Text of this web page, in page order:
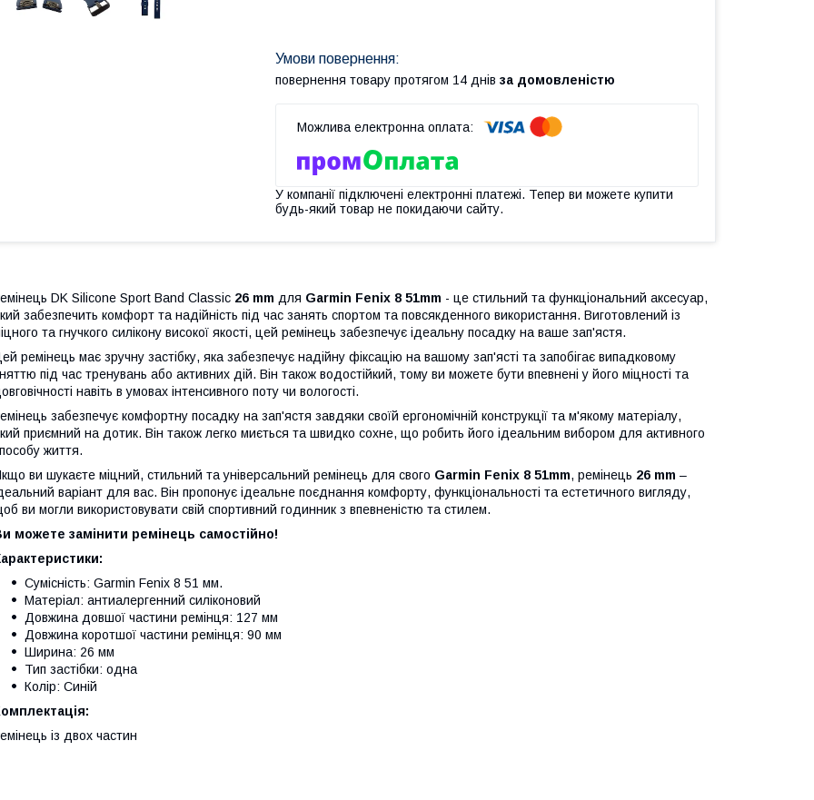
повернення товару протягом 14 днів за домовленістю
У компанії підключені електронні платежі. Тепер ви можете купити
будь-який товар не покидаючи сайту.
DK Silicone Sport Band Classic 26 mm для Garmin Fenix 8 51mm - це стильний та функціональний аксесуар,
забезпечить комфорт та надійність під час занять спортом та повсякденного використання. Виготовлений із
та гнучкого силікону високої якості, цей ремінець забезпечує ідеальну посадку на ваше зап'ястя.
ремінець має зручну застібку, яка забезпечує надійну фіксацію на вашому зап'ясті та запобігає випадковому
під час тренувань або активних дій. Він також водостійкий, тому ви можете бути впевнені у його міцності та
навіть в умовах інтенсивного поту чи вологості.
забезпечує комфортну посадку на зап'ястя завдяки своїй ергономічній конструкції та м'якому матеріалу,
приємний на дотик. Він також легко миється та швидко сохне, що робить його ідеальним вибором для активного
життя.
ви шукаєте міцний, стильний та універсальний ремінець для свого Garmin Fenix 8 51mm, ремінець 26 mm –
варіант для вас. Він пропонує ідеальне поєднання комфорту, функціональності та естетичного вигляду,
ви могли використовувати свій спортивний годинник з впевненістю та стилем.
можете замінити ремінець самостійно!
Сумісність: Garmin Fenix 8 51 мм.
Матеріал: антиалергенний силіконовий
Довжина довшої частини ремінця: 127 мм
Довжина коротшої частини ремінця: 90 мм
Ширина: 26 мм
Тип застібки: одна
Колір: Синій
із двох частин